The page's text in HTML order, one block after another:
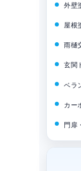
外壁
屋根
雨樋
玄関
ベラ
カー
門扉